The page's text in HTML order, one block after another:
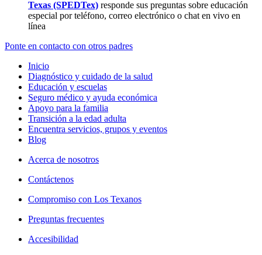
Texas (SPEDTex) responde sus preguntas sobre educación
especial por teléfono, correo electrónico o chat en vivo en
línea
Ponte en contacto con otros padres
Inicio
Diagnóstico y cuidado de la salud
Educación y escuelas
Seguro médico y ayuda económica
Apoyo para la familia
Transición a la edad adulta
Encuentra servicios, grupos y eventos
Blog
Acerca de nosotros
Contáctenos
Compromiso con Los Texanos
Preguntas frecuentes
Accesibilidad